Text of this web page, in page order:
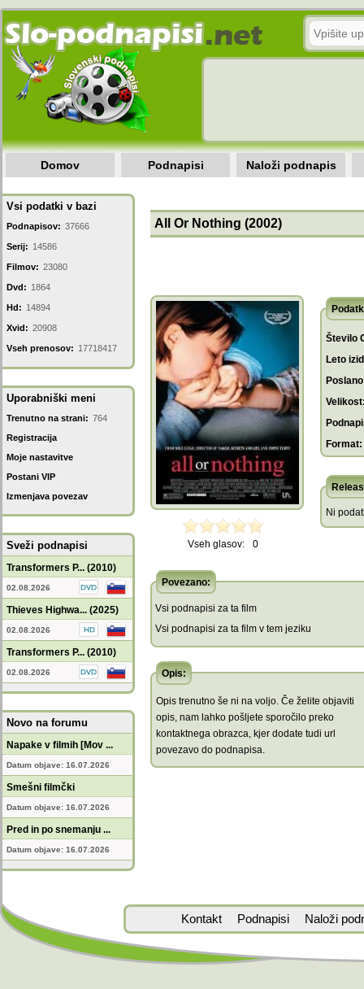
Domov Podnapisi Naloži podnapis
Vsi podatki v bazi
Podnapisov: 37666
Serij: 14586
Filmov: 23080
Dvd: 1864
Hd: 14894
Xvid: 20908
Vseh prenosov: 17718417
Uporabniški meni
Trenutno na strani: 764
Registracija
Moje nastavitve
Postani VIP
Izmenjava povezav
Sveži podnapisi
Transformers P... (2010)
02.08.2026
Thieves Highwa... (2025)
02.08.2026
Transformers P... (2010)
02.08.2026
Novo na forumu
Napake v filmih [Mov ...
Datum objave: 16.07.2026
Smešni filmčki
Datum objave: 16.07.2026
Pred in po snemanju ...
Datum objave: 16.07.2026
All Or Nothing (2002)
Vseh glasov: 0
Število
Leto
Format:
Ni
Povezano:
Vsi podnapisi za ta film
Vsi podnapisi za ta film v tem jeziku
Opis:
Opis trenutno še ni na voljo. Če želite objaviti
opis, nam lahko pošljete sporočilo preko
kontaktnega obrazca, kjer dodate tudi url
povezavo do podnapisa.
Kontakt Podnapisi Naloži